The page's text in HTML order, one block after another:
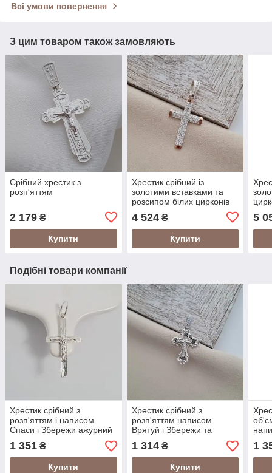
Всі умови повернення
З цим товаром також замовляють
Срібний хрестик з
розп'яттям
2 179 ₴
Купити
Хрестик срібний із
золотими вставками та
розсипом білих цирконів
4 524₴
Купити
5
Подібні товари компанії
Хрестик срібний з
розп'яттям і написом
Спаси і Збережи ажурний
1 351 ₴
Купити
Хрестик срібний з
розп'яттям написом
Врятуй і Збережи та
1 314₴
Купити
1